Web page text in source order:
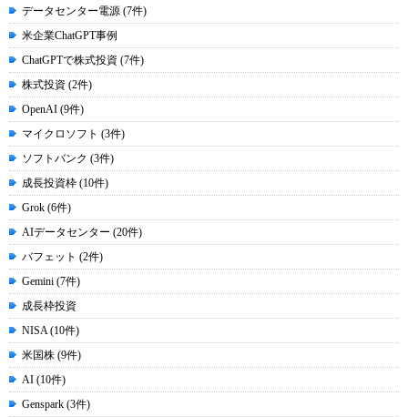
データセンター電源 (7件)
米企業ChatGPT事例
ChatGPTで株式投資 (7件)
株式投資 (2件)
OpenAI (9件)
マイクロソフト (3件)
ソフトバンク (3件)
成長投資枠 (10件)
Grok (6件)
AIデータセンター (20件)
バフェット (2件)
Gemini (7件)
成長枠投資
NISA (10件)
米国株 (9件)
AI (10件)
Genspark (3件)